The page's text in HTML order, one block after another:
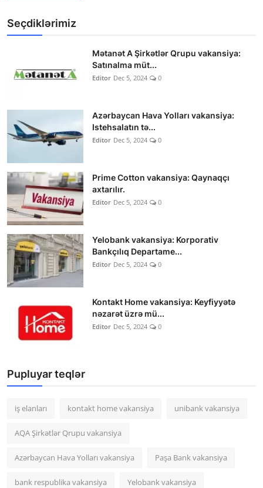
Seçdiklərimiz
Mətanət A Şirkətlər Qrupu vakansiya:
Satınalma müt...
Editor Dec 5, 2024 0
Azərbaycan Hava Yolları vakansiya:
Istehsalatın tə...
Editor Dec 5, 2024 0
Prime Cotton vakansiya: Qaynaqçı
axtarılır.
Editor Dec 5, 2024 0
Yelobank vakansiya: Korporativ
Bankçılıq Departame...
Editor Dec 5, 2024 0
Kontakt Home vakansiya: Keyfiyyətə
nəzarət üzrə mü...
Editor Dec 5, 2024 0
Pupluyar teqlər
iş elanları kontakt home vakansiya unibank vakansiya
AQA Şirkətlər Qrupu vakansiya
Azərbaycan Hava Yolları vakansiya Paşa Bank vakansiya
bank respublika vakansiya Yelobank vakansiya